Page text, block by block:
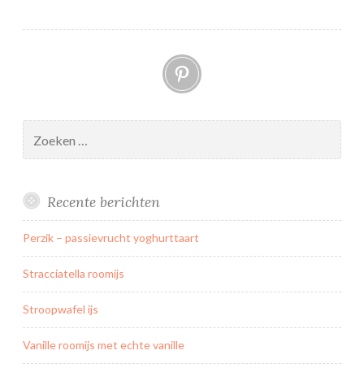
Pinterest
naar:
Recente berichten
Perzik – passievrucht yoghurttaart
Stracciatella roomijs
Stroopwafel ijs
Vanille roomijs met echte vanille